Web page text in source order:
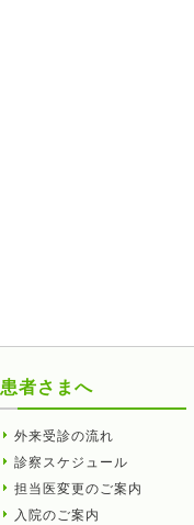
患者さまへ
外来受診の流れ
診察スケジュール
担当医変更のご案内
入院のご案内